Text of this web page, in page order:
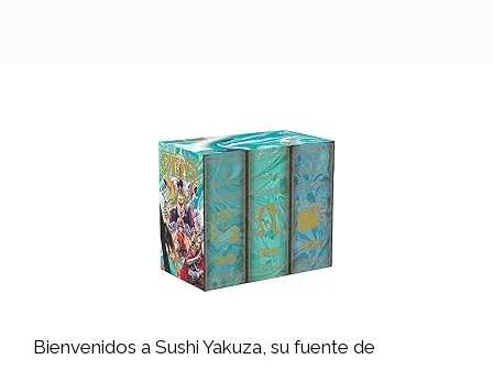
Bienvenidos a Sushi Yakuza, su fuente de